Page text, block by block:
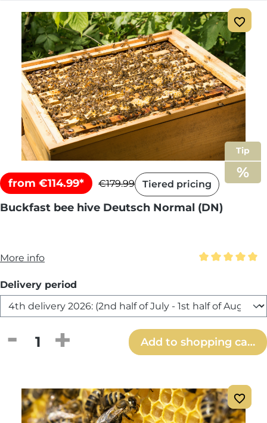
Tip
from €114.99* €179.99 Tiered pricing
Buckfast bee hive Deutsch Normal (DN)
More info
Select
Delivery period
Product Quantity: Enter the desired
Add to shopping cart